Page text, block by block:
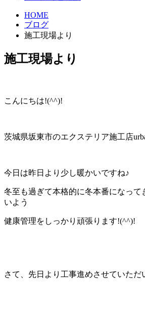
HOME
ブログ
施工現場より
施工現場より
こんにちは!(^^)!
茨城県坂東市のエクステリア施工店
今日は昨日より少し暖かいですね♪
冬至も過ぎて本格的に冬本番になって
いよう
健康管理をしっかり頑張ります!(^^)!
さて、先日より工事進めさせていただ